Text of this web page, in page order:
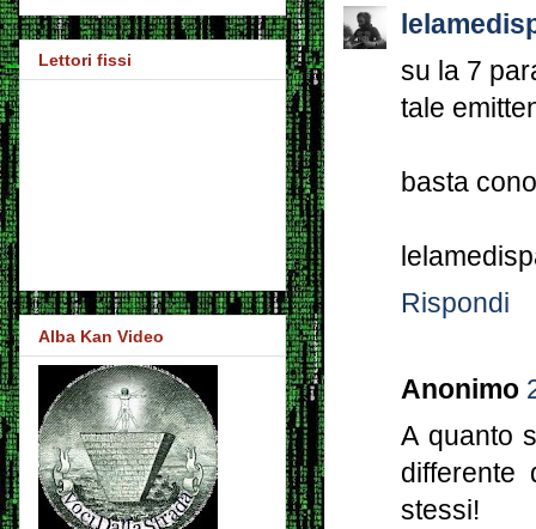
su la 7
tale
basta
Rispondi
Anonimo
A quanto
differente
stessi!
Lettori fissi
Alba Kan Video